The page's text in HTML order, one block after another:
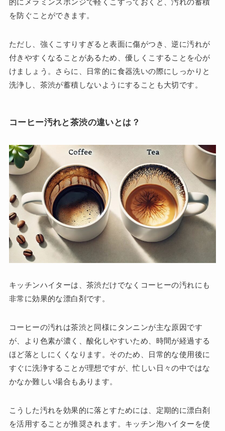
的にメラミンスポンジで軽くこすっておくと、汚れの蓄積
を防ぐことができます。
ただし、強くこすりすぎると表面に傷がつき、逆に汚れが
付きやすくなることがあるため、優しくこすることを心が
けましょう。さらに、日常的に食器洗いの際にしっかりと
洗浄し、茶渋が蓄積しないようにすることも大切です。
コーヒー汚れと茶渋の違いとは？
キッチンハイターは、茶渋だけでなくコーヒーの汚れにも
非常に効果的な漂白剤です。
コーヒーの汚れは茶渋と同様にタンニンが主な原因です
が、より色素が濃く、酸化しやすいため、時間が経過する
ほど落としにくくなります。そのため、日常的な使用後に
すぐに洗浄することが理想ですが、忙しい日々の中ではな
かなか難しい場合もあります。
こうした汚れを効果的に落とすためには、定期的に漂白剤
を活用することが推奨されます。キッチン泡ハイターを使